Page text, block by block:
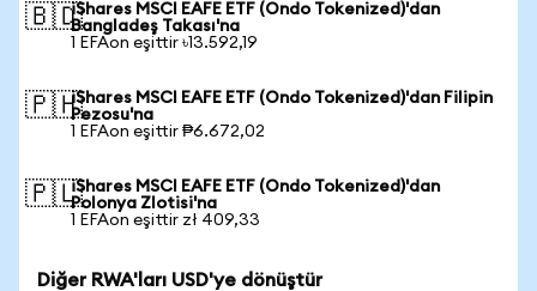
🇧🇩iShares MSCI EAFE ETF (Ondo Tokenized)'dan
Bangladeş Takası'na
1 EFAon eşittir ৳13.592,19
🇵🇭iShares MSCI EAFE ETF (Ondo Tokenized)'dan Filipin
Pezosu'na
1 EFAon eşittir ₱6.672,02
🇵🇱iShares MSCI EAFE ETF (Ondo Tokenized)'dan
Polonya Zlotisi'na
1 EFAon eşittir zł 409,33
Diğer RWA'ları USD'ye dönüştür